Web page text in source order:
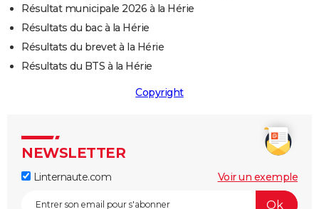
Résultat municipale 2026 à la Hérie
Résultats du bac à la Hérie
Résultats du brevet à la Hérie
Résultats du BTS à la Hérie
Copyright
NEWSLETTER
Linternaute.com Voir un exemple